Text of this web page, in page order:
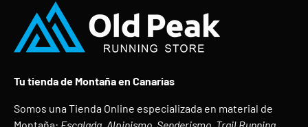
Tu tienda de Montaña en Canarias
Somos una Tienda Online especializada en material de